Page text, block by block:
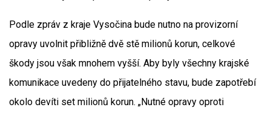
Podle zpráv z kraje Vysočina bude nutno na provizorní
opravy uvolnit přibližně dvě stě milionů korun, celkové
škody jsou však mnohem vyšší. Aby byly všechny krajské
komunikace uvedeny do přijatelného stavu, bude zapotřebí
okolo devíti set milionů korun. „Nutné opravy oproti